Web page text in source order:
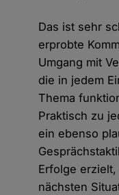
Das ist sehr
erprobte
Umgang mit
die in jedem
Thema
Praktisch zu
ein ebenso
Erfolge
nächsten